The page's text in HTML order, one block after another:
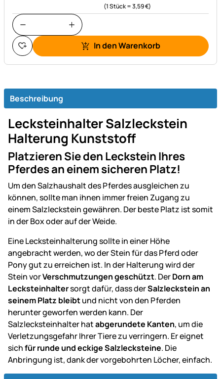
(1 Stück =3,59€)
In den Warenkorb
Beschreibung
Lecksteinhalter Salzleckstein
Halterung Kunststoff
Platzieren Sie den Leckstein Ihres
Pferdes an einem sicheren Platz!
Um den Salzhaushalt des Pferdes ausgleichen zu
können, sollte man ihnen immer freien Zugang zu
einem Salzleckstein gewähren. Der beste Platz ist somit
in der Box oder auf der Weide.
Eine Lecksteinhalterung sollte in einer Höhe
angebracht werden, wo der Stein für das Pferd oder
Pony gut zu erreichen ist. In der Halterung wird der
Stein vorVerschmutzungen geschützt. DerDorn am
Lecksteinhaltersorgt dafür, dass derSalzleckstein an
seinem Platz bleibtund nicht von den Pferden
herunter geworfen werden kann. Der
Salzlecksteinhalter hatabgerundete Kanten, um die
Verletzungsgefahr Ihrer Tiere zu verringern. Er eignet
sichfür runde und eckige Salzlecksteine. Die
Anbringung ist, dank der vorgebohrten Löcher, einfach.